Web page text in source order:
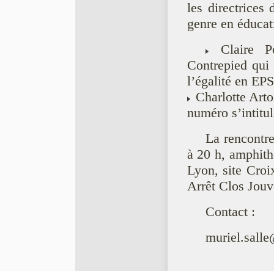
les directrices
genre en
Claire
Contrepied
l’égalité en
Charlotte
numéro
La
à 20 h,
Lyon, site
Arrêt Clos
Contact :